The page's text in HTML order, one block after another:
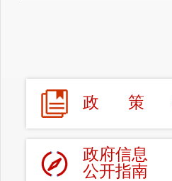
政 策
政府信息
公开指南